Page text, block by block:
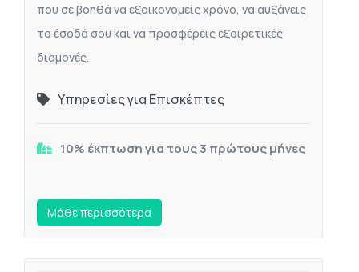
που σε βοηθά να εξοικονομείς χρόνο, να αυξάνεις
τα έσοδά σου και να προσφέρεις εξαιρετικές
διαμονές.
Υπηρεσίες για Επισκέπτες
10% έκπτωση για τους 3 πρώτους μήνες
Mάθε περισσότερα